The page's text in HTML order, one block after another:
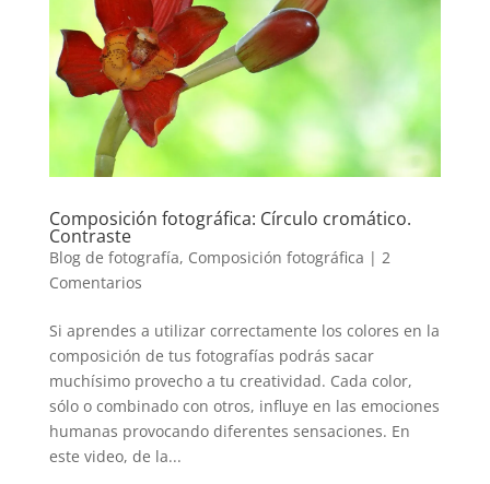
Composición fotográfica: Círculo cromático.
Contraste
Blog de fotografía, Composición fotográfica | 2
Comentarios
Si aprendes a utilizar correctamente los colores en la
composición de tus fotografías podrás sacar
muchísimo provecho a tu creatividad. Cada color,
sólo o combinado con otros, influye en las emociones
humanas provocando diferentes sensaciones. En
este video, de la...